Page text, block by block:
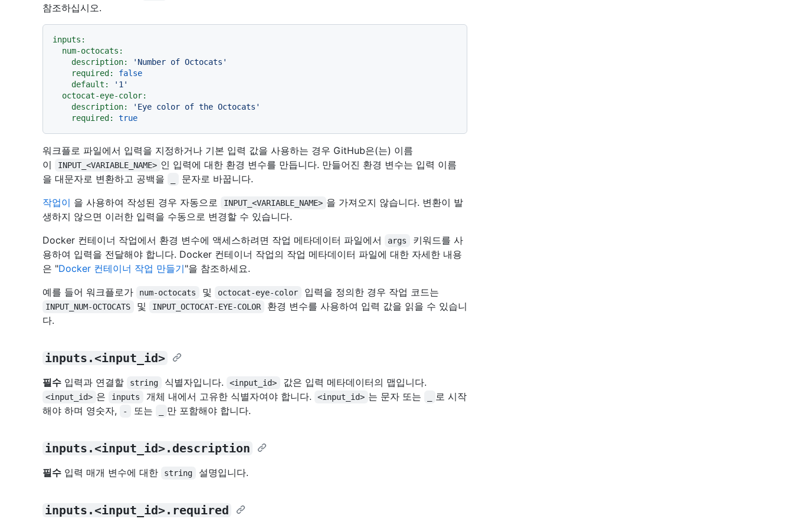
참조하십시오.
inputs:
num-octocats:
description:
'Number of Octocats'
required:
false
default:
'1'
octocat-eye-color:
description:
'Eye color of the Octocats'
required:
true
워크플로 파일에서 입력을 지정하거나 기본 입력 값을 사용하는 경우 GitHub은(는) 이름
이
INPUT_<VARIABLE_NAME> 인 입력에 대한 환경 변수를 만듭니다. 만들어진 환경 변수는 입력 이름
을 대문자로 변환하고 공백을
문자로 바꿉니다.
작업이 을 사용하여 작성된 경우 자동으로 INPUT_<VARIABLE_NAME> 을 가져오지 않습니다. 변환이 발
생하지 않으면 이러한 입력을 수동으로 변경할 수 있습니다.
Docker 컨테이너 작업에서 환경 변수에 액세스하려면 작업 메타데이터 파일에서
args
키워드를 사
용하여 입력을 전달해야 합니다. Docker 컨테이너 작업의 작업 메타데이터 파일에 대한 자세한 내용
은 "Docker 컨테이너 작업 만들기"을 참조하세요.
예를 들어 워크플로가
num-octocats 및 octocat-eye-color 입력을 정의한 경우 작업 코드는
INPUT_NUM-OCTOCATS 및 INPUT_OCTOCAT-EYE-COLOR
환경 변수를 사용하여 입력 값을 읽을 수 있습니
다.
inputs.<input_id>
필수 입력과 연결할 string 식별자입니다. <input_id> 값은 입력 메타데이터의 맵입니다.
<input_id> 은 inputs 개체 내에서 고유한 식별자여야 합니다. <input_id> 는 문자 또는
로 시작
해야 하며 영숫자,
- 또는 만 포함해야 합니다.
inputs.<input_id>.description
필수 입력 매개 변수에 대한 string 설명입니다.
inputs.<input_id>.required